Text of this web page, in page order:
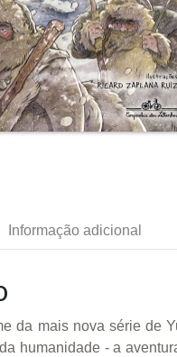
Informação adicional
da mais nova série de
humanidade - a